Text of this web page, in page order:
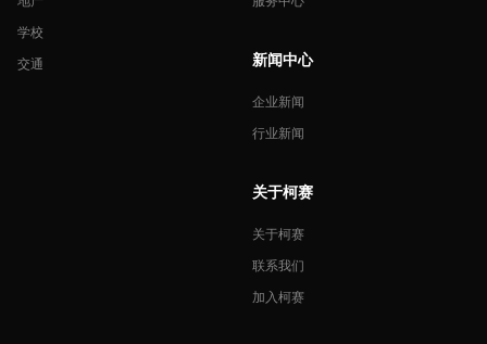
学校
交通
新闻中心
企业新闻
行业新闻
关于柯赛
关于柯赛
联系我们
加入柯赛